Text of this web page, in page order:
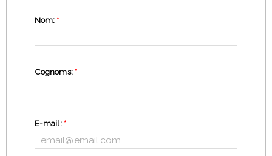
Nom: *
Cognoms: *
E-mail: *